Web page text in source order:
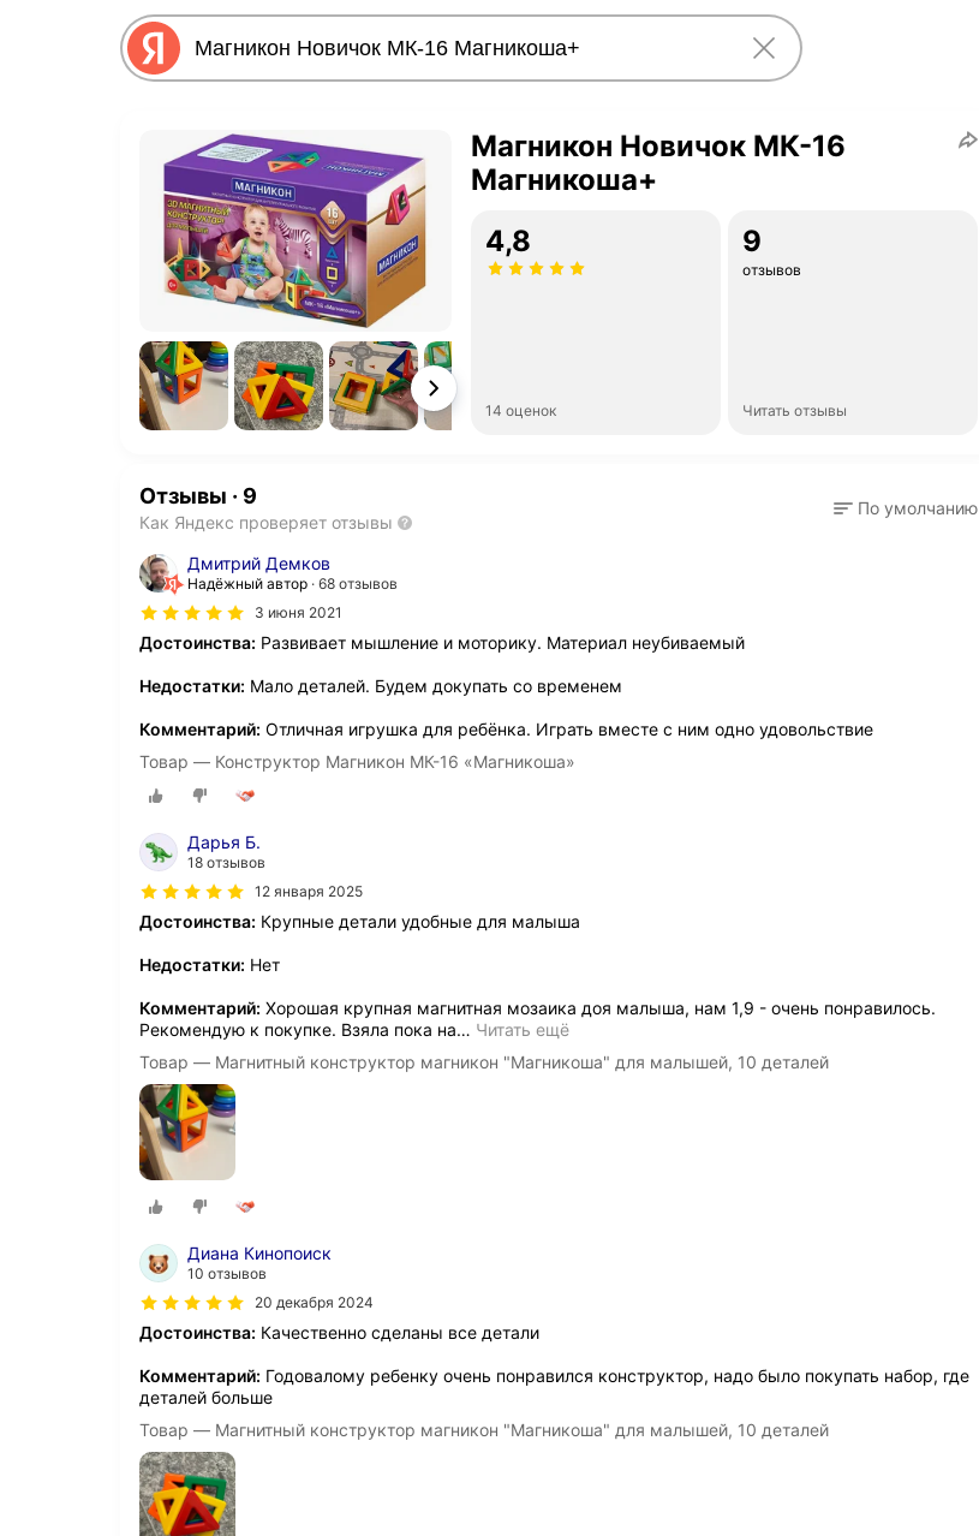
Магникон Новичок МК-16
Магникоша+
4,8
14 оценок
9
отзывов
Читать отзывы
Отзывы · 9
Как Яндекс проверяет отзывы
По умолчанию
Дмитрий Демков
Надёжный автор 68 отзывов
3 июня 2021
Достоинства: Развивает мышление и моторику. Материал неубиваемый
Недостатки: Мало деталей. Будем докупать со временем
Комментарий: Отличная игрушка для ребёнка. Играть вместе с ним одно удовольствие
Товар — Конструктор Магникон МК-16 «Магникоша»
Дарья Б.
18 отзывов
12 января 2025
Достоинства: Крупные детали удобные для малыша
Недостатки: Нет
Комментарий: Хорошая крупная магнитная мозаика доя малыша, нам 1,9 - очень понравилось.
Рекомендую к покупке. Взяла пока на… Читать ещё
Товар — Магнитный конструктор магникон "Магникоша" для малышей, 10 деталей
Диана Кинопоиск
10 отзывов
20 декабря 2024
Достоинства: Качественно сделаны все детали
Комментарий: Годовалому ребенку очень понравился конструктор, надо было покупать набор, где
деталей больше
Товар — Магнитный конструктор магникон "Магникоша" для малышей, 10 деталей